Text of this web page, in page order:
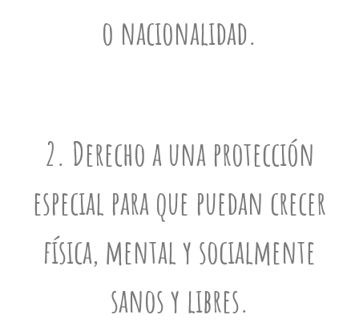
o nacionalidad.
2. Derecho a una protección
especial para que puedan crecer
física, mental y socialmente
sanos y libres.